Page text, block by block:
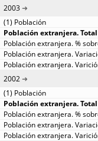
2003
2002